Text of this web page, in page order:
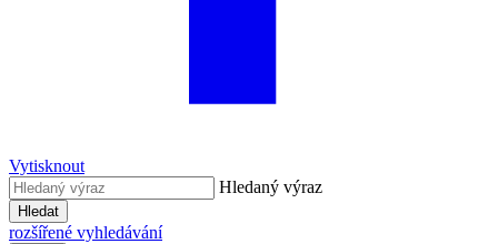
Vytisknout
Hledaný výraz
Hledat
rozšířené vyhledávání